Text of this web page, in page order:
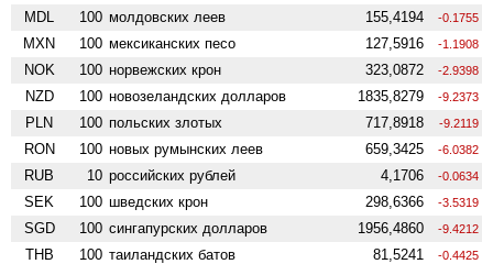
MDL 100 молдовских леев 155,4194 -0.1755
MXN 100 мексиканских песо 127,5916 -1.1908
NOK 100 норвежских крон 323,0872 -2.9398
NZD 100 ново­зеландских долларов 1835,8279 -9.2373
PLN 100 польских злотых 717,8918 -9.2119
RON 100 новых румынских леев 659,3425 -6.0382
RUB 10 российских рублей 4,1706 -0.0634
SEK 100 шведских крон 298,6366 -3.5319
SGD 100 сингапурских долларов 1956,4860 -9.4212
THB 100 таиландских батов 81,5241 -0.4425